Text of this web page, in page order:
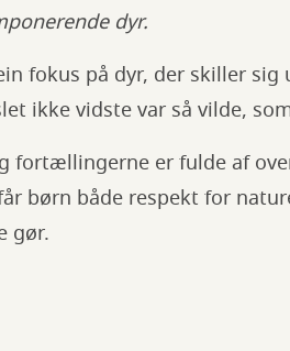
dyr.
fokus på dyr, der skiller sig
ikke vidste var så vilde,
fortællingerne er fulde af
børn både respekt for
gør.